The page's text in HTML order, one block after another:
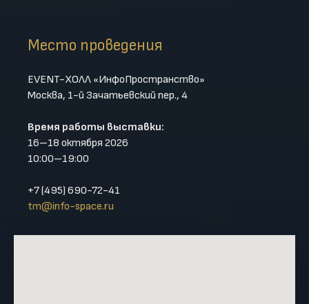
Место проведения
EVENT-ХОЛЛ «ИнфоПространство»
Москва, 1-й Зачатьевский пер., 4
Время работы выставки:
16–18 октября 2026
10:00–19:00
+7 (495) 690-72-41
tm@info-space.ru